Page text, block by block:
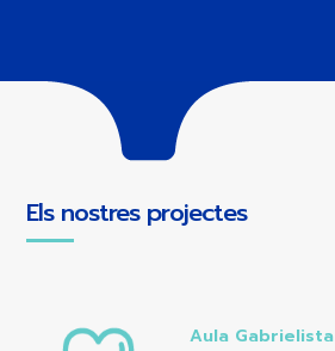
Els nostres projectes
Aula Gabrielista